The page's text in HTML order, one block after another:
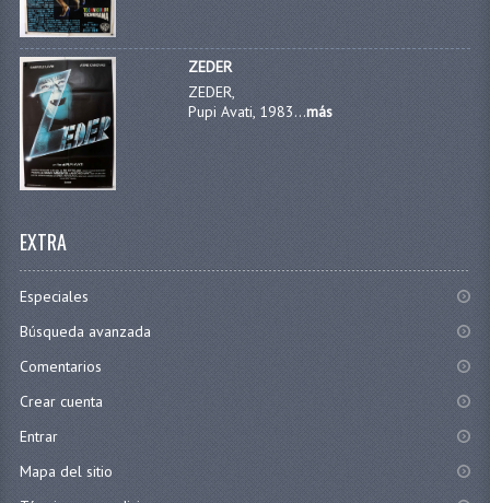
ZEDER
ZEDER,
Pupi Avati, 1983...más
EXTRA
Especiales
Búsqueda avanzada
Comentarios
Crear cuenta
Entrar
Mapa del sitio